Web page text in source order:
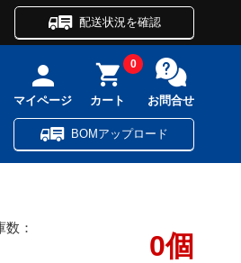
配送状況を確認
マイページ カート
0
お問合せ
BOMアップロード
：
0個